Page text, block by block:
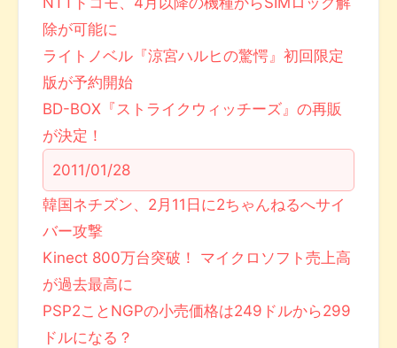
除が可能に
ライトノベル『涼宮ハルヒの驚愕』初回限定
版が予約開始
BD-BOX『ストライクウィッチーズ』の再販
が決定！
2011/01/28
韓国ネチズン、2月11日に2ちゃんねるへサイ
バー攻撃
Kinect 800万台突破！ マイクロソフト売上高
が過去最高に
PSP2ことNGPの小売価格は249ドルから299
ドルになる？